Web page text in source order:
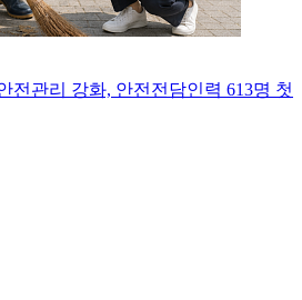
전관리 강화, 안전전담인력 613명 첫